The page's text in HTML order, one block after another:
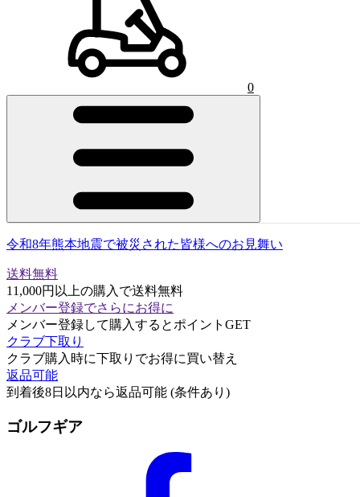
0
令和8年熊本地震で被災された皆様へのお見舞い
送料無料
11,000円以上の購入で送料無料
メンバー登録でさらにお得に
メンバー登録して購入するとポイントGET
クラブ下取り
クラブ購入時に下取りでお得に買い替え
返品可能
到着後8日以内なら返品可能 (条件あり)
ゴルフギア